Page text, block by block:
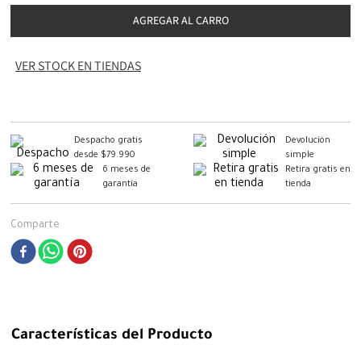
AGREGAR AL CARRO
VER STOCK EN TIENDAS
Despacho gratis
desde $79.990
Devolución
simple
6 meses de
garantía
Retira gratis en
tienda
Comparte
Características del Producto